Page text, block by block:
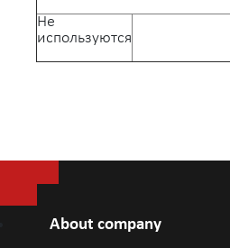
Не
используются
About company